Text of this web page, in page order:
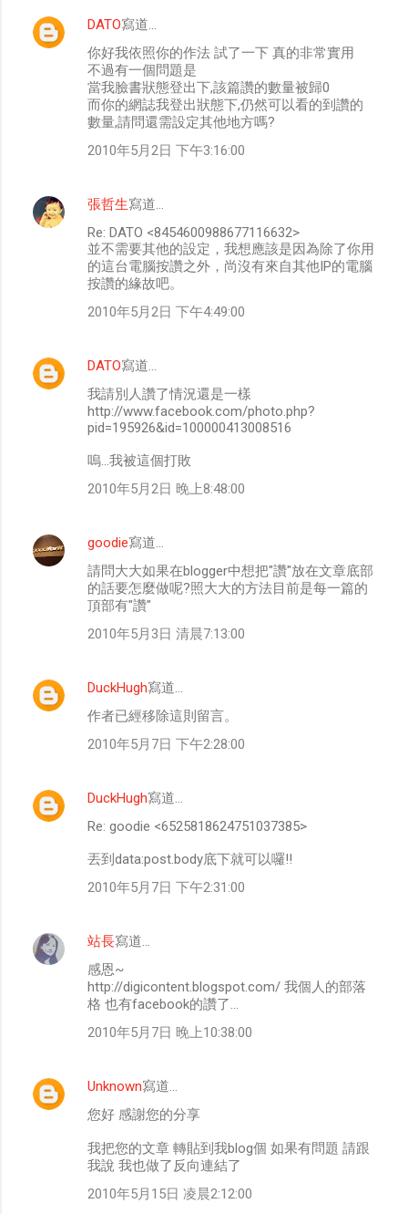
留
DATO寫道…
你好我依照你的作法 試了一下 真的非常實用
不過有一個問題是
當我臉書狀態登出下,該篇讚的數量被歸0
而你的網誌我登出狀態下,仍然可以看的到讚的
數量,請問還需設定其他地方嗎?
2010年5月2日 下午3:16:00
張哲生寫道…
Re: DATO <8454600988677116632>
並不需要其他的設定，我想應該是因為除了你用
的這台電腦按讚之外，尚沒有來自其他IP的電腦
按讚的緣故吧。
2010年5月2日 下午4:49:00
DATO寫道…
我請別人讚了情況還是一樣
http://www.facebook.com/photo.php?
pid=195926&id=100000413008516
嗚...我被這個打敗
2010年5月2日 晚上8:48:00
goodie寫道…
請問大大如果在blogger中想把"讚"放在文章底部
的話要怎麼做呢?照大大的方法目前是每一篇的
頂部有"讚"
2010年5月3日 清晨7:13:00
DuckHugh寫道…
作者已經移除這則留言。
2010年5月7日 下午2:28:00
DuckHugh寫道…
Re: goodie <6525818624751037385>
丟到data:post.body底下就可以囉!!
2010年5月7日 下午2:31:00
站長寫道…
感恩~
http://digicontent.blogspot.com/ 我個人的部落
格 也有facebook的讚了...
2010年5月7日 晚上10:38:00
Unknown寫道…
您好 感謝您的分享
我把您的文章 轉貼到我blog個 如果有問題 請跟
我說 我也做了反向連結了
2010年5月15日 凌晨2:12:00